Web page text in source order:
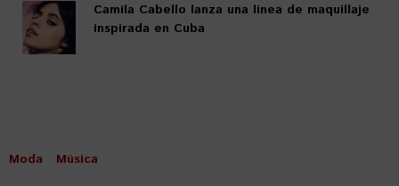
Camila Cabello lanza una línea de maquillaje
inspirada en Cuba
Moda Música